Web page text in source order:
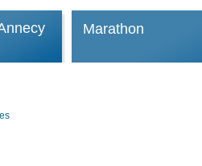
Marathon